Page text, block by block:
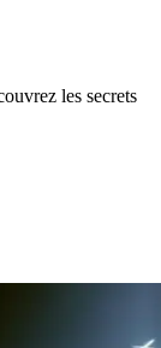
les secrets